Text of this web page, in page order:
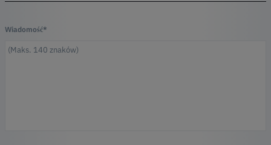
Wiadomość*